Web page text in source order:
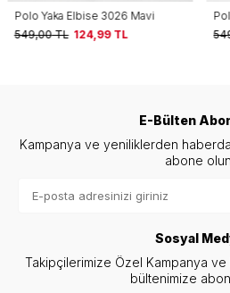
Polo Yaka Elbise 3026 Mavi
549,00TL 124,99TL
E-Bülten
Kampanya ve yeniliklerden
abone
Sosyal
Takipçilerimize Özel Kampanya ve
bültenimize